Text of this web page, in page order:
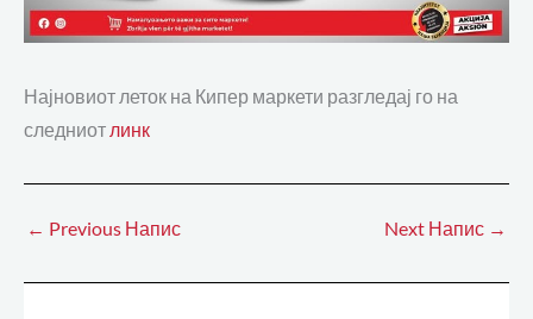
Најновиот леток на Кипер маркети разгледај го на
следниот линк
← Previous Напис Next Напис →